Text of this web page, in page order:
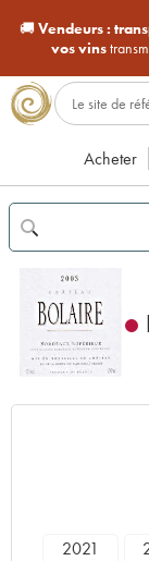
🚚Vendeurs :
vos vins
Acheter
2021